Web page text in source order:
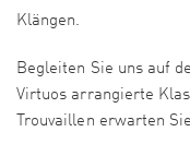
Klängen.
Begleiten Sie uns auf
Virtuos arrangierte
Trouvaillen erwarten